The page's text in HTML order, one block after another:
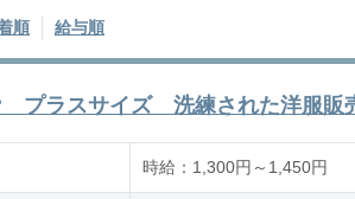
順 給与順
プラスサイズ 洗練された洋服販
時給：1,300円～1,450円